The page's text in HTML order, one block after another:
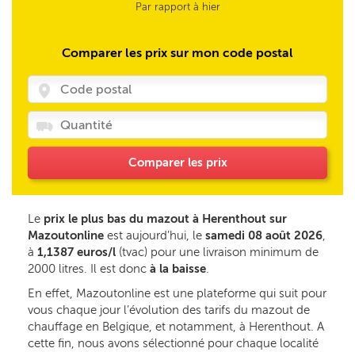
Par rapport à hier
Comparer les prix sur mon code postal
Comparer les prix
Le prix le plus bas du mazout à Herenthout sur
Mazoutonline est aujourd’hui, le samedi 08 août 2026,
à 1,1387 euros/l (tvac) pour une livraison minimum de
2000 litres. Il est donc à la baisse.
En effet, Mazoutonline est une plateforme qui suit pour
vous chaque jour l’évolution des tarifs du mazout de
chauffage en Belgique, et notamment, à Herenthout. A
cette fin, nous avons sélectionné pour chaque localité